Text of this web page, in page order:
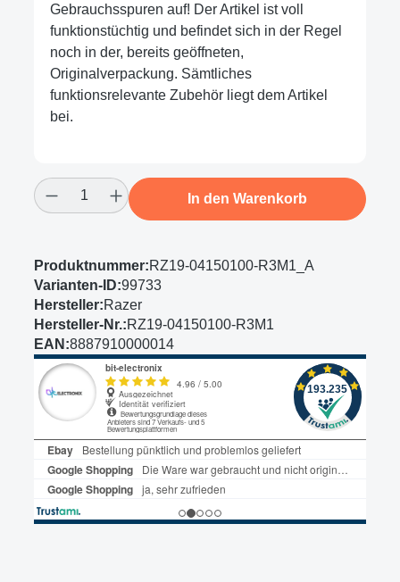
Gebrauchsspuren auf! Der Artikel ist voll
funktionstüchtig und befindet sich in der Regel
noch in der, bereits geöffneten,
Originalverpackung. Sämtliches
funktionsrelevante Zubehör liegt dem Artikel
bei.
Produkt Anzahl: Gib den gewünschten
In den Warenkorb
Produktnummer:RZ19-04150100-R3M1_A
Varianten-ID:99733
Hersteller:Razer
Hersteller-Nr.:RZ19-04150100-R3M1
EAN:8887910000014